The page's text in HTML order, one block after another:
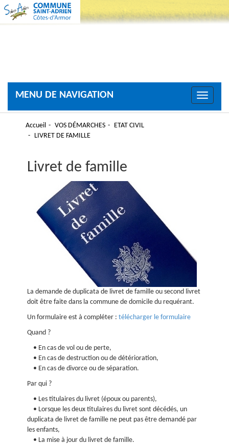
Toggle
MENU DE NAVIGATION
Accueil VOS DÉMARCHES
ETAT CIVIL
LIVRET DE FAMILLE
Livret de famille
La demande de duplicata de livret de famille ou second livret
doit être faite dans la commune de domicile du requérant.
Un formulaire est à compléter :télécharger le formulaire
Quand ?
• En cas de vol ou de perte,
• En cas de destruction ou de détérioration,
• En cas de divorce ou de séparation.
Par qui ?
• Les titulaires du livret (époux ou parents),
• Lorsque les deux titulaires du livret sont décédés, un
duplicata de livret de famille ne peut pas être demandé par
les enfants,
• La mise à jour du livret de famille.